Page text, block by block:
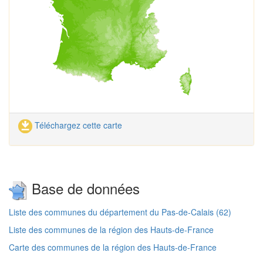
Téléchargez cette carte
Base de données
Liste des communes du département du Pas-de-Calais (62)
Liste des communes de la région des Hauts-de-France
Carte des communes de la région des Hauts-de-France